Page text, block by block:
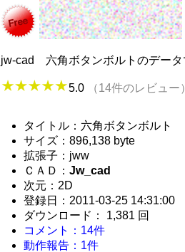
jw-cad 六角ボタンボルトのデータ
5.0 （14件のレビュー）
タイトル：六角ボタンボルト
サイズ：896,138 byte
拡張子：jww
ＣＡＤ： Jw_cad
次元：2D
登録日：2011-03-25 14:31:00
ダウンロード： 1,381 回
コメント：14件
動作報告：1件